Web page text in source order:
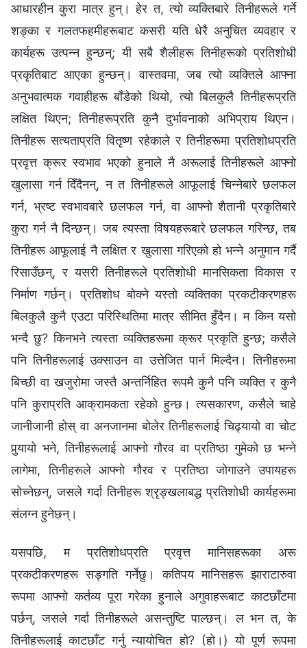
आधारहीन कुरा मात्र हुन्। हेर त, त्यो व्यक्तिबारे तिनीहरूले गर्ने
शङ्का र गलतफहमीहरूबाट कसरी यति धेरै अनुचित व्यवहार र
कार्यहरू उत्पन्न हुन्छन्; यी सबै शैलीहरू तिनीहरूको प्रतिशोधी
प्रकृतिबाट आएका हुन्छन्। वास्तवमा, जब त्यो व्यक्तिले आफ्ना
अनुभवात्मक गवाहीहरू बाँडेको थियो, त्यो बिलकुलै तिनीहरूप्रति
लक्षित थिएन; तिनीहरूप्रति कुनै दुर्भावनाको अभिप्राय थिएन।
तिनीहरू सत्यताप्रति वितृष्ण रहेकाले र तिनीहरूमा प्रतिशोधप्रति
प्रवृत्त क्रूर स्वभाव भएको हुनाले नै अरूलाई तिनीहरूले आफ्‍नो
खुलासा गर्न दिँदैनन्, न त तिनीहरूले आफूलाई चिन्‍नेबारे छलफल
गर्न, भ्रष्ट स्वभावबारे छलफल गर्न, वा आफ्नो शैतानी प्रकृतिबारे
कुरा गर्न नै दिन्छन्। जब त्यस्ता विषयहरूबारे छलफल गरिन्छ, तब
तिनीहरू आफूलाई नै लक्षित र खुलासा गरिएको हो भन्‍ने अनुमान गर्दै
रिसाउँछन्, र यसरी तिनीहरूले प्रतिशोधी मानसिकता विकास र
निर्माण गर्छन्। प्रतिशोध बोक्ने यस्तो व्यक्तिका प्रकटीकरणहरू
बिलकुलै कुनै एउटा परिस्थितिमा मात्र सीमित हुँदैन। म किन यसो
भन्दै छु? किनभने त्यस्ता व्यक्तिहरूमा क्रूर प्रकृति हुन्छ; कसैले
पनि तिनीहरूलाई उक्साउन वा उत्तेजित पार्न मिल्दैन। तिनीहरूमा
बिच्छी वा खजुरोमा जस्तै अन्तर्निहित रूपमै कुनै पनि व्यक्ति र कुनै
पनि कुराप्रति आक्रामकता रहेको हुन्छ। त्यसकारण, कसैले चाहे
जानीजानी होस् वा अनजानमा बोलेर तिनीहरूलाई चिढ्यायो वा चोट
पुर्‍यायो भने, तिनीहरूलाई आफ्नो गौरव वा प्रतिष्ठा गुमेको छ भन्‍ने
लागेमा, तिनीहरूले आफ्नो गौरव र प्रतिष्ठा जोगाउने उपायहरू
सोच्नेछन्, जसले गर्दा तिनीहरू श्रृङ्खलाबद्ध प्रतिशोधी कार्यहरूमा
संलग्‍न हुनेछन्।
यसपछि, म प्रतिशोधप्रति प्रवृत्त मानिसहरूका अरू
प्रकटीकरणहरू सङ्गति गर्नेछु। कतिपय मानिसहरू झाराटारुवा
रूपमा आफ्नो कर्तव्य पूरा गरेका हुनाले अगुवाहरूबाट काटछाँटमा
पर्छन्, जसले गर्दा तिनीहरूले असन्तुष्टि पाल्छन्। ल भन त, के
तिनीहरूलाई काटछाँट गर्नु न्यायोचित हो? (हो।) यो पूर्ण रूपमा